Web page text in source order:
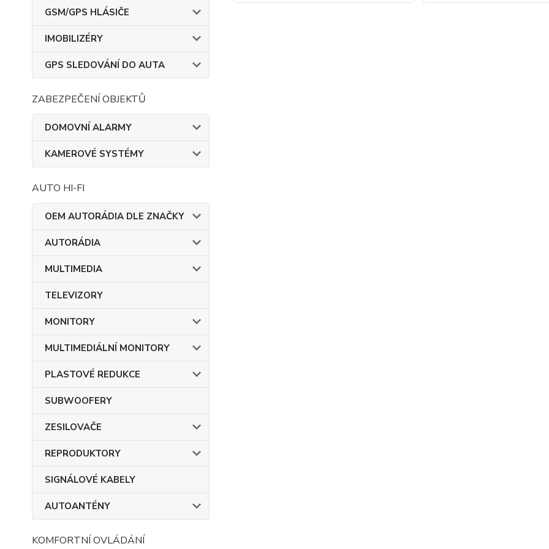
GSM/GPS HLÁSIČE
IMOBILIZÉRY
GPS SLEDOVÁNÍ DO AUTA
ZABEZPEČENÍ OBJEKTŮ
DOMOVNÍ ALARMY
KAMEROVÉ SYSTÉMY
AUTO HI-FI
OEM AUTORÁDIA DLE ZNAČKY
AUTORÁDIA
MULTIMEDIA
TELEVIZORY
MONITORY
MULTIMEDIÁLNÍ MONITORY
PLASTOVÉ REDUKCE
SUBWOOFERY
ZESILOVAČE
REPRODUKTORY
SIGNÁLOVÉ KABELY
AUTOANTÉNY
KOMFORTNÍ OVLÁDÁNÍ